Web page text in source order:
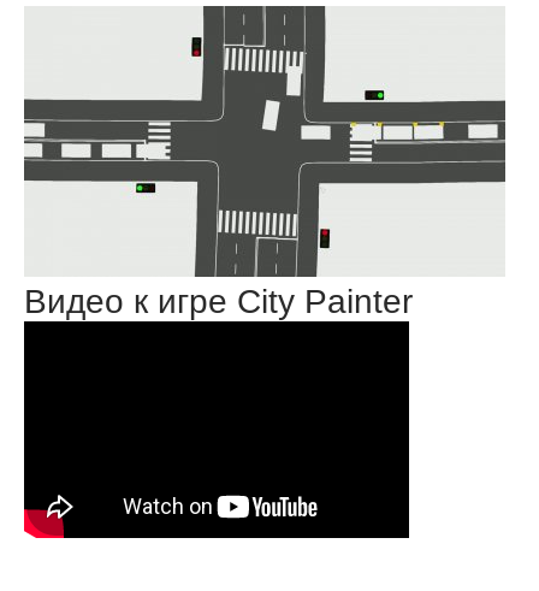
Видео к игре City Painter